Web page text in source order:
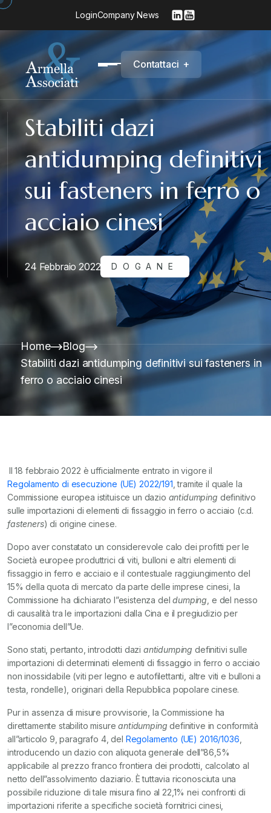
LoginCompany News
Contattaci +
Stabiliti dazi
antidumping definitivi
sui fasteners in ferro o
acciaio cinesi
24 Febbraio 2022 DOGANE
Home
Blog
Stabiliti dazi antidumping definitivi sui fasteners in
ferro o acciaio cinesi
Il 18 febbraio 2022 è ufficialmente entrato in vigore il
Regolamento di esecuzione (UE) 2022/191 , tramite il quale la
Commissione europea istituisce un dazio antidumping definitivo
sulle importazioni di elementi di fissaggio in ferro o acciaio (c.d.
fasteners) di origine cinese.
Dopo aver constatato un considerevole calo dei profitti per le
Società europee produttrici di viti, bulloni e altri elementi di
fissaggio in ferro e acciaio e il contestuale raggiungimento del
15% della quota di mercato da parte delle imprese cinesi, la
Commissione ha dichiarato l”esistenza deldumping , e del nesso
di causalità tra le importazioni dalla Cina e il pregiudizio per
l”economia dell”Ue.
Sono stati, pertanto, introdotti dazi antidumping definitivi sulle
importazioni di determinati elementi di fissaggio in ferro o acciaio
non inossidabile (viti per legno e autofilettanti, altre viti e bulloni a
testa, rondelle), originari della Repubblica popolare cinese.
Pur in assenza di misure provvisorie, la Commissione ha
direttamente stabilito misureantidumping definitive in conformità
all”articolo 9, paragrafo 4, del Regolamento (UE) 2016/1036
introducendo un dazio con aliquota generale dell”86,5%
applicabile al prezzo franco frontiera dei prodotti, calcolato al
netto dell”assolvimento daziario. È tuttavia riconosciuta una
possibile riduzione di tale misura fino al 22,1% nei confronti di
importazioni riferite a specifiche società fornitrici cinesi,